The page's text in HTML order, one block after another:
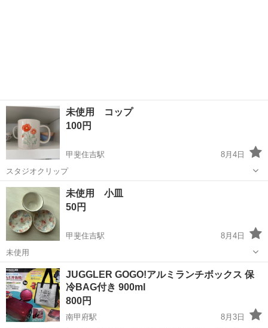
未使用 コップ
100円
甲斐住吉駅
8月4日
スタジオクリップ
山梨 甲府市 甲斐住吉駅
未使用 小皿
50円
甲斐住吉駅
8月4日
未使用
山梨 甲府市
JUGGLER GOGO!アルミランチボックス 保
冷BAG付き 900ml
800円
南甲府駅
8月3日